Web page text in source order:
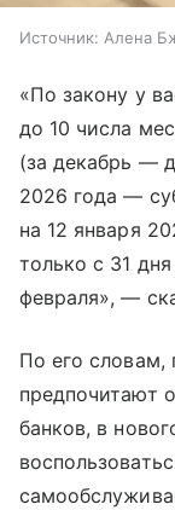
Источник: Алена
«По закону у
до 10 числа
(за декабрь —
2026 года —
на 12 января
только с 31
февраля», —
По его
предпочитают
банков, в